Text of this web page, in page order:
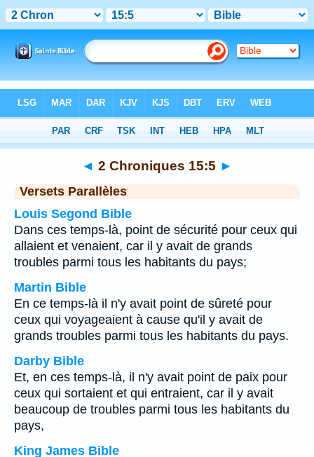
>Chapitre 15 > Verset 5
◄ 2 Chroniques 15:5 ►
Versets Parallèles
Louis Segond Bible
Dans ces temps-là, point de sécurité pour ceux qui
allaient et venaient, car il y avait de grands
troubles parmi tous les habitants du pays;
Martin Bible
En ce temps-là il n'y avait point de sûreté pour
ceux qui voyageaient à cause qu'il y avait de
grands troubles parmi tous les habitants du pays.
Darby Bible
Et, en ces temps-là, il n'y avait point de paix pour
ceux qui sortaient et qui entraient, car il y avait
beaucoup de troubles parmi tous les habitants du
pays,
King James Bible